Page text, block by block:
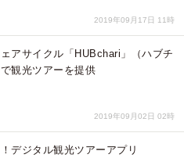
2019年09月17日 11時
アサイクル「HUBchari」（ハブチ
観光ツアーを提供
2019年09月02日 02時
デジタル観光ツアーアプリ